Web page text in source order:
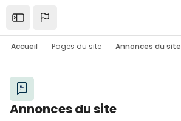
Ouvrir la barre latérale
Accueil Pages du site Annonces du site
Blocs
Annonces du site